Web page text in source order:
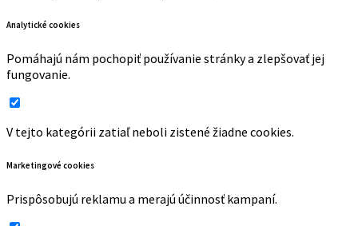
Analytické cookies
Pomáhajú nám pochopiť používanie stránky a zlepšovať jej
fungovanie.
V tejto kategórii zatiaľ neboli zistené žiadne cookies.
Marketingové cookies
Prispôsobujú reklamu a merajú účinnosť kampaní.